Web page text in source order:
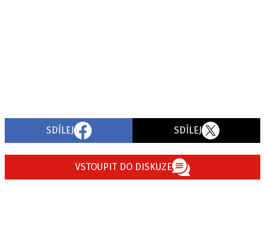
SDÍLEJ SDÍLEJ
VSTOUPIT DO DISKUZE